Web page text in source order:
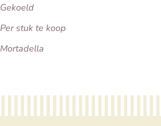
Gekoeld
Per stuk te koop
Mortadella